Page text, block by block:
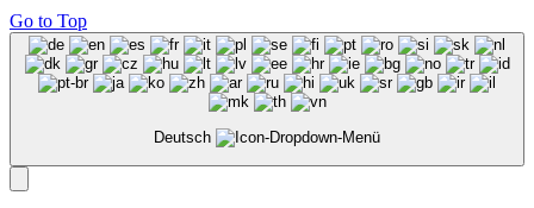
Go to Top
Deutsch